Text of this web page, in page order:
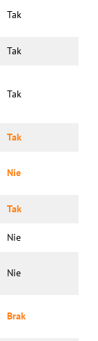
Tak
Tak
Tak
Tak
Nie
Tak
Nie
Nie
Brak